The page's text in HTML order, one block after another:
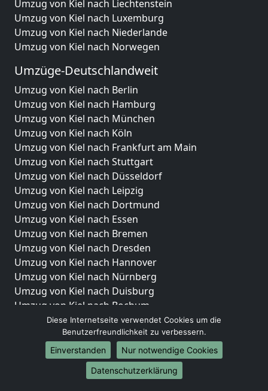
Umzug von Kiel nach Liechtenstein
Umzug von Kiel nach Luxemburg
Umzug von Kiel nach Niederlande
Umzug von Kiel nach Norwegen
Umzüge-Deutschlandweit
Umzug von Kiel nach Berlin
Umzug von Kiel nach Hamburg
Umzug von Kiel nach München
Umzug von Kiel nach Köln
Umzug von Kiel nach Frankfurt am Main
Umzug von Kiel nach Stuttgart
Umzug von Kiel nach Düsseldorf
Umzug von Kiel nach Leipzig
Umzug von Kiel nach Dortmund
Umzug von Kiel nach Essen
Umzug von Kiel nach Bremen
Umzug von Kiel nach Dresden
Umzug von Kiel nach Hannover
Umzug von Kiel nach Nürnberg
Umzug von Kiel nach Duisburg
Umzug von Kiel nach Bochum
Umzug von Kiel nach Wuppertal
Umzug von Kiel nach Bielefeld
Umzug von Kiel nach Bonn
Umzug von Kiel nach Münster
Diese Internetseite verwendet Cookies um die
Benutzerfreundlichkeit zu verbessern.
Einverstanden
Nur notwendige Cookies
Datenschutzerklärung